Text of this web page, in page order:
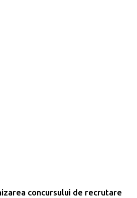
concursului de recrutare